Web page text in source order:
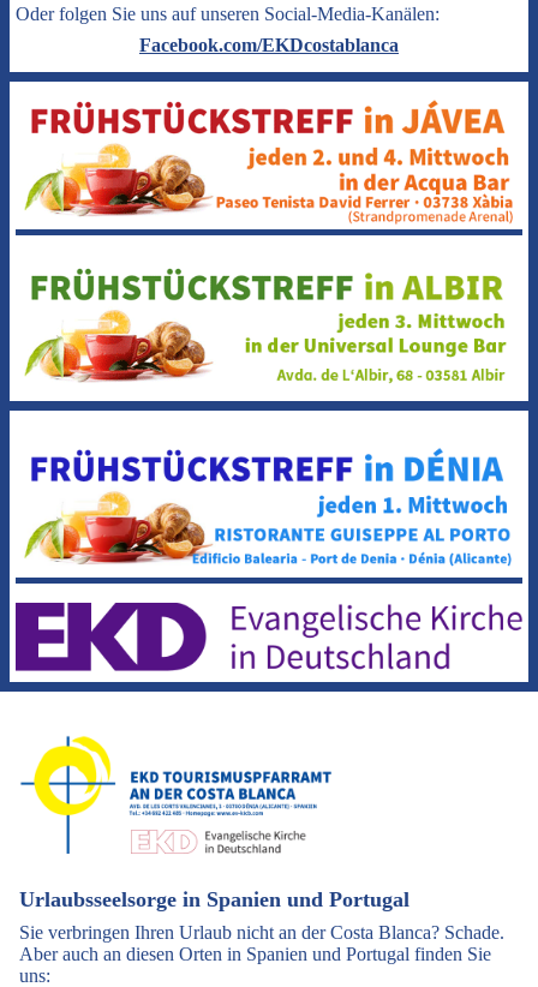
Oder folgen Sie uns auf unseren Social-Media-Kanälen:
Facebook.com/EKDcostablanca
Urlaubsseelsorge in Spanien und Portugal
Sie verbringen Ihren Urlaub nicht an der Costa Blanca? Schade.
Aber auch an diesen Orten in Spanien und Portugal finden Sie
uns: